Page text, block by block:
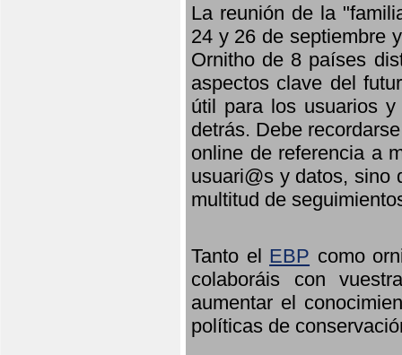
La reunión de la
24 y 26 de septiembre
Ornitho de 8 países
aspectos clave del
útil para los usuarios
detrás. Debe
online de referencia a
usuari@s y datos, sino
multitud de
Tanto el EBP como
colaboráis con
aumentar el
políticas de